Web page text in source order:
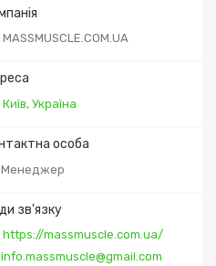
MASSMUSCLE.COM.UA
Київ, Україна
Менеджер
https://massmuscle.com.ua/
info.massmuscle@gmail.com